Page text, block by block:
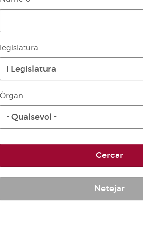
Diari de la Diputació Permanent
Publicacions no oficials
Anuari de Dret Parlamentari
Altres publicacions
legislatura
I Legislatura
Òrgan
- Qualsevol -
Cercar
Netejar